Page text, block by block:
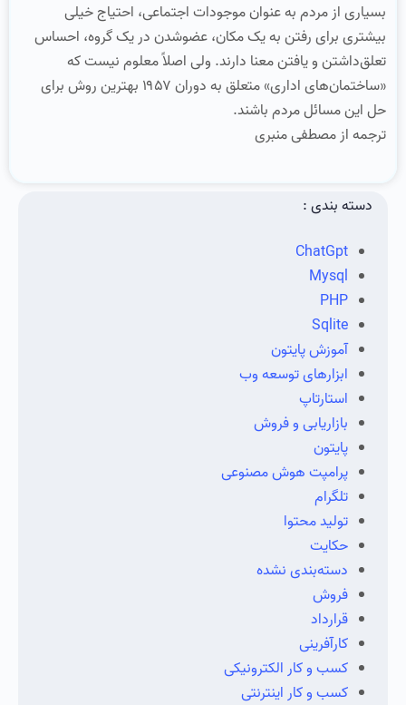
بسیاری از مردم به عنوان موجودات اجتماعی، احتیاج خیلی
بیشتری برای رفتن به یک مکان، عضوشدن در یک گروه، احساس
تعلق‌داشتن و یافتن معنا دارند. ولی اصلاً معلوم نیست که
«ساختمان‌های اداری» متعلق به دوران ۱۹۵۷ بهترین روش برای
حل این مسائل مردم باشند.
ترجمه از مصطفی منبری
دسته بندی :
ChatGpt
Mysql
PHP
Sqlite
آموزش پایتون
ابزارهای توسعه وب
استارتاپ
بازاریابی و فروش
پایتون
پرامپت هوش مصنوعی
تلگرام
تولید محتوا
حکایت
دسته‌بندی نشده
فروش
قرارداد
کارآفرینی
کسب و کار الکترونیکی
کسب و کار اینترنتی